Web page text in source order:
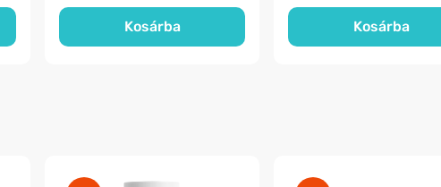
Kosárba Kosárba